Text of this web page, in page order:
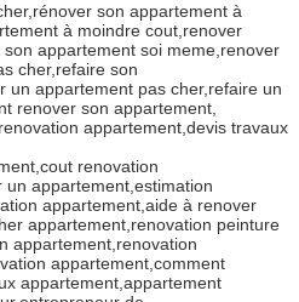
son appartement à
à moindre cout,renover
appartement soi meme,renover
cher,refaire son
un appartement pas cher,refaire un
renover son appartement,
appartement,devis travaux
renovation
appartement,estimation
appartement,aide à renover
appartement,renovation peinture
appartement,renovation
appartement,comment
appartement,appartement